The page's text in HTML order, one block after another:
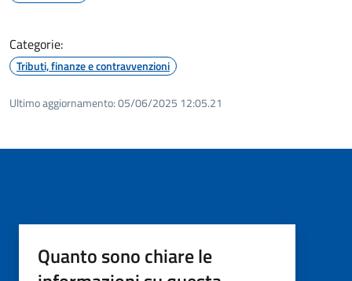
Categorie:
Tributi, finanze e contravvenzioni
Ultimo aggiornamento:05/06/2025 12:05.21
Quanto sono chiare le